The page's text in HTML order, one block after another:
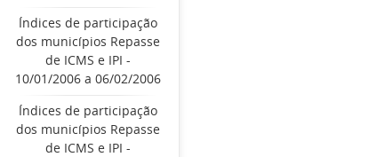
Índices de participação
dos municípios Repasse
de ICMS e IPI -
10/01/2006 a 06/02/2006
Índices de participação
dos municípios Repasse
de ICMS e IPI -